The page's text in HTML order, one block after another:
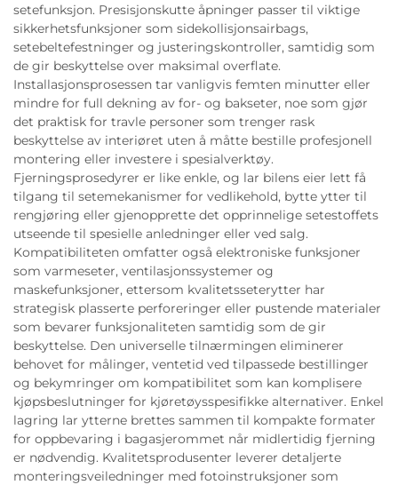
setefunksjon. Presisjonskutte åpninger passer til viktige
sikkerhetsfunksjoner som sidekollisjonsairbags,
setebeltefestninger og justeringskontroller, samtidig som
de gir beskyttelse over maksimal overflate.
Installasjonsprosessen tar vanligvis femten minutter eller
mindre for full dekning av for- og bakseter, noe som gjør
det praktisk for travle personer som trenger rask
beskyttelse av interiøret uten å måtte bestille profesjonell
montering eller investere i spesialverktøy.
Fjerningsprosedyrer er like enkle, og lar bilens eier lett få
tilgang til setemekanismer for vedlikehold, bytte ytter til
rengjøring eller gjenopprette det opprinnelige setestoffets
utseende til spesielle anledninger eller ved salg.
Kompatibiliteten omfatter også elektroniske funksjoner
som varmeseter, ventilasjonssystemer og
maskefunksjoner, ettersom kvalitetsseterytter har
strategisk plasserte perforeringer eller pustende materialer
som bevarer funksjonaliteten samtidig som de gir
beskyttelse. Den universelle tilnærmingen eliminerer
behovet for målinger, ventetid ved tilpassede bestillinger
og bekymringer om kompatibilitet som kan komplisere
kjøpsbeslutninger for kjøretøysspesifikke alternativer. Enkel
lagring lar ytterne brettes sammen til kompakte formater
for oppbevaring i bagasjerommet når midlertidig fjerning
er nødvendig. Kvalitetsprodusenter leverer detaljerte
monteringsveiledninger med fotoinstruksjoner som